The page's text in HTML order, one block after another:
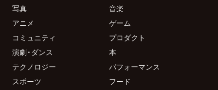
写真
音楽
アニメ
ゲーム
コミュニティ
プロダクト
演劇・ダンス
本
テクノロジー
パフォーマンス
スポーツ
フード